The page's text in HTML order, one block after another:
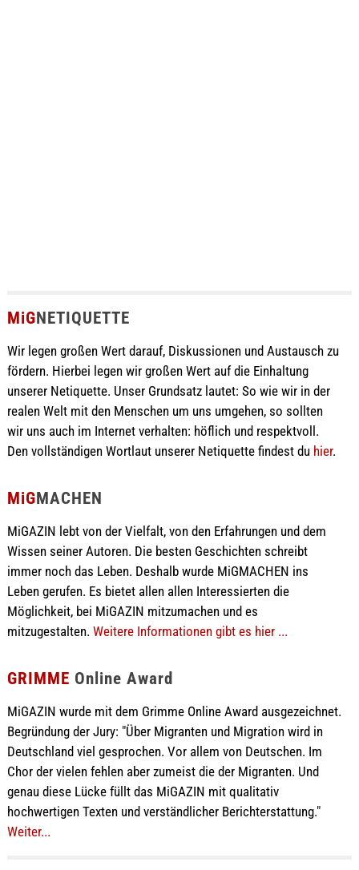
MiGNETIQUETTE
Wir legen großen Wert darauf, Diskussionen und Austausch zu
fördern. Hierbei legen wir großen Wert auf die Einhaltung
unserer Netiquette. Unser Grundsatz lautet: So wie wir in der
realen Welt mit den Menschen um uns umgehen, so sollten
wir uns auch im Internet verhalten: höflich und respektvoll.
Den vollständigen Wortlaut unserer Netiquette findest du hier.
MiGMACHEN
MiGAZIN lebt von der Vielfalt, von den Erfahrungen und dem
Wissen seiner Autoren. Die besten Geschichten schreibt
immer noch das Leben. Deshalb wurde MiGMACHEN ins
Leben gerufen. Es bietet allen allen Interessierten die
Möglichkeit, bei MiGAZIN mitzumachen und es
mitzugestalten. Weitere Informationen gibt es hier ...
GRIMME Online Award
MiGAZIN wurde mit dem Grimme Online Award ausgezeichnet.
Begründung der Jury: "Über Migranten und Migration wird in
Deutschland viel gesprochen. Vor allem von Deutschen. Im
Chor der vielen fehlen aber zumeist die der Migranten. Und
genau diese Lücke füllt das MiGAZIN mit qualitativ
hochwertigen Texten und verständlicher Berichterstattung."
Weiter...